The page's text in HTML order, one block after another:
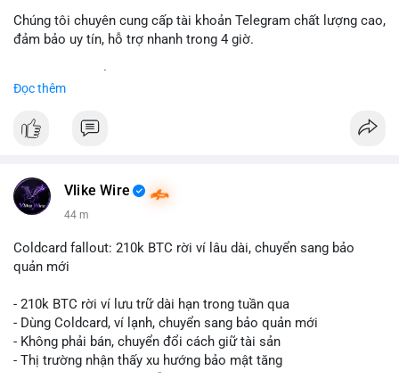
Chúng tôi chuyên cung cấp tài khoản Telegram chất lượng cao,
đảm bảo uy tín, hỗ trợ nhanh trong 4 giờ.
📞 WhatsApp: +1 660 215-8938
📧 Email: localpvashop@gmail.com
premium, PVA, aged với giá tốt nhất!
Đọc thêm
Vlike Wire
44 m
Coldcard fallout: 210k BTC rời ví lâu dài, chuyển sang bảo
quản mới
- 210k BTC rời ví lưu trữ dài hạn trong tuần qua
- Dùng Coldcard, ví lạnh, chuyển sang bảo quản mới
- Không phải bán, chuyển đổi cách giữ tài sản
- Thị trường nhận thấy xu hướng bảo mật tăng